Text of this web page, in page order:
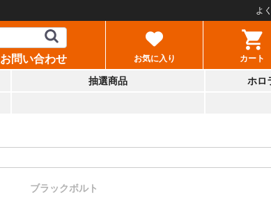
よ
お問い合わせ お気に入り カート
抽選商品
ホロ
ブラックボルト